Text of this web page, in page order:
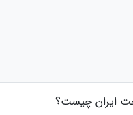
ایران چیست؟